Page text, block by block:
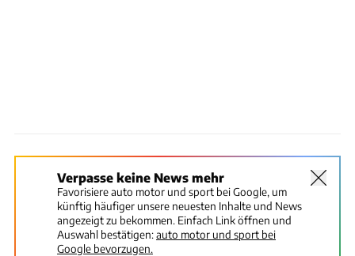
Verpasse keine News mehr
Favorisiere auto motor und sport bei Google, um
künftig häufiger unsere neuesten Inhalte und News
angezeigt zu bekommen. Einfach Link öffnen und
Auswahl bestätigen:auto motor und sport bei
Google bevorzugen.